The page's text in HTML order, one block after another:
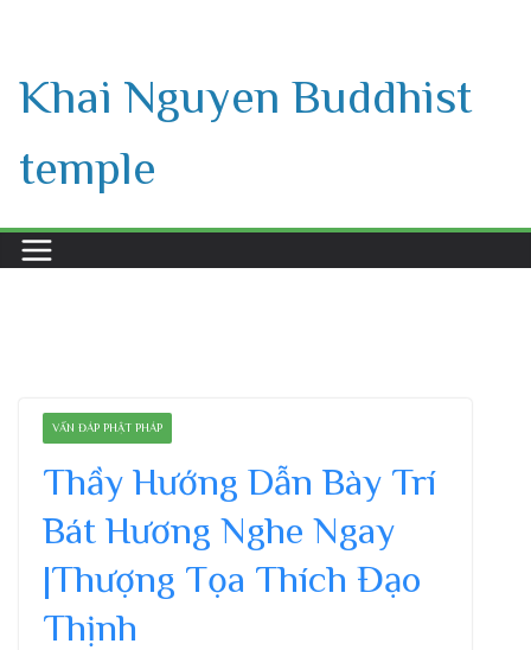
content
Khai Nguyen Buddhist
temple
VẤN ĐÁP PHẬT PHÁP
Thầy Hướng Dẫn Bày Trí
Bát Hương Nghe Ngay
|Thượng Tọa Thích Đạo
Thịnh